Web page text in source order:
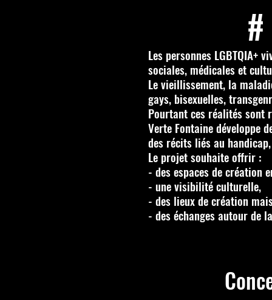
Les personnes
sociales, médicales et
Le vieillissement, la
gays, bisexuelles,
Pourtant ces réalités sont
Verte Fontaine développe
des récits liés au
Le projet souhaite offrir :
- des espaces de création
- une visibilité culturelle,
- des lieux de création
- des échanges autour de